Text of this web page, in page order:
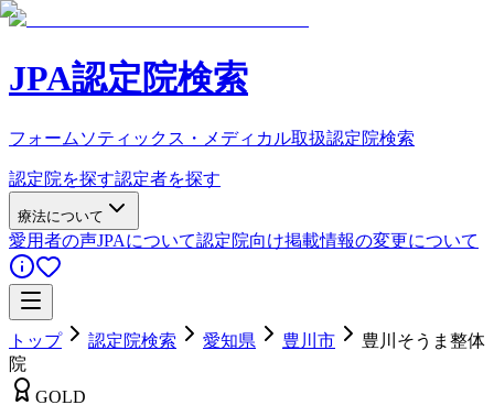
JPA認定院検索
フォームソティックス・メディカル取扱認定院検索
認定院を探す認定者を探す
療法について
愛用者の声JPAについて認定院向け掲載情報の変更について
トップ 認定院検索 愛知県 豊川市
豊川そうま整体
院
GOLD